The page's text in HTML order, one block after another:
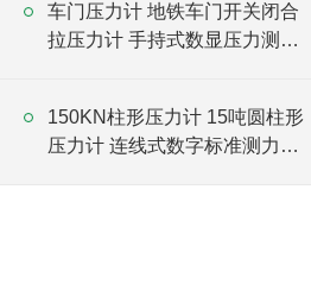
车门压力计 地铁车门开关闭合
拉压力计 手持式数显压力测试
150KN柱形压力计 15吨圆柱形
压力计 连线式数字标准测力计